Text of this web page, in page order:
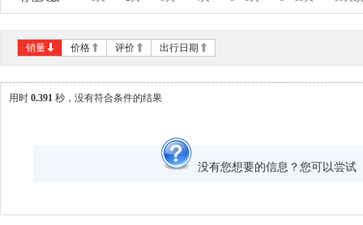
销量 价格 评价 出行日期
用时 0.391 秒，没有符合条件的结果
没有您想要的信息？您可以尝